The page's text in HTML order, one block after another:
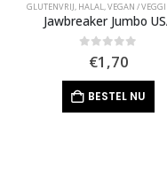
GLUTENVRIJ, HALAL,VEGAN /
Jawbreaker Jumbo
out of 5
€1,70
BESTEL NU